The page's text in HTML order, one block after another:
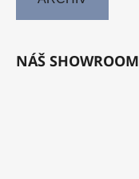
NÁŠ SHOWROOM